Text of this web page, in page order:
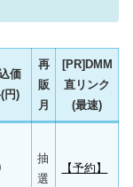
価
円)
再
販
月
[PR]DMM
直リンク
(最速)
抽
選
【予約】